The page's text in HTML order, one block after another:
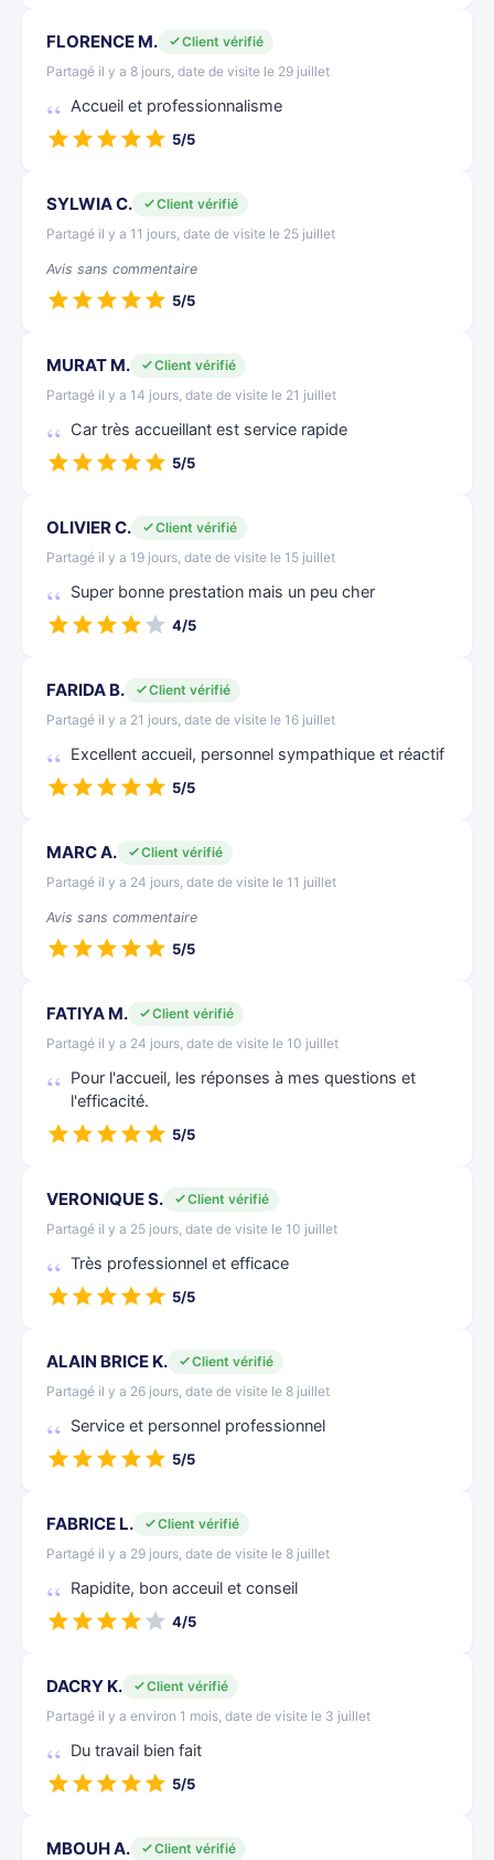
FLORENCE M.
Client vérifié
Partagé il y a 8 jours, date de visite le 29 juillet
Accueil et professionnalisme
5/5
SYLWIA C.
Client vérifié
Partagé il y a 11 jours, date de visite le 25 juillet
Avis sans commentaire
5/5
MURAT M.
Client vérifié
Partagé il y a 14 jours, date de visite le 21 juillet
Car très accueillant est service rapide
5/5
OLIVIER C.
Client vérifié
Partagé il y a 19 jours, date de visite le 15 juillet
Super bonne prestation mais un peu cher
4/5
FARIDA B.
Client vérifié
Partagé il y a 21 jours, date de visite le 16 juillet
Excellent accueil, personnel sympathique et réactif
5/5
MARC A.
Client vérifié
Partagé il y a 24 jours, date de visite le 11 juillet
Avis sans commentaire
5/5
FATIYA M.
Client vérifié
Partagé il y a 24 jours, date de visite le 10 juillet
Pour l'accueil, les réponses à mes questions et
l'efficacité.
5/5
VERONIQUE S.
Client vérifié
Partagé il y a 25 jours, date de visite le 10 juillet
Très professionnel et efficace
5/5
ALAIN BRICE K.
Client vérifié
Partagé il y a 26 jours, date de visite le 8 juillet
Service et personnel professionnel
5/5
FABRICE L.
Client vérifié
Partagé il y a 29 jours, date de visite le 8 juillet
Rapidite, bon acceuil et conseil
4/5
DACRY K.
Client vérifié
Partagé il y a environ 1 mois, date de visite le 3 juillet
Du travail bien fait
5/5
MBOUH A. Client vérifié